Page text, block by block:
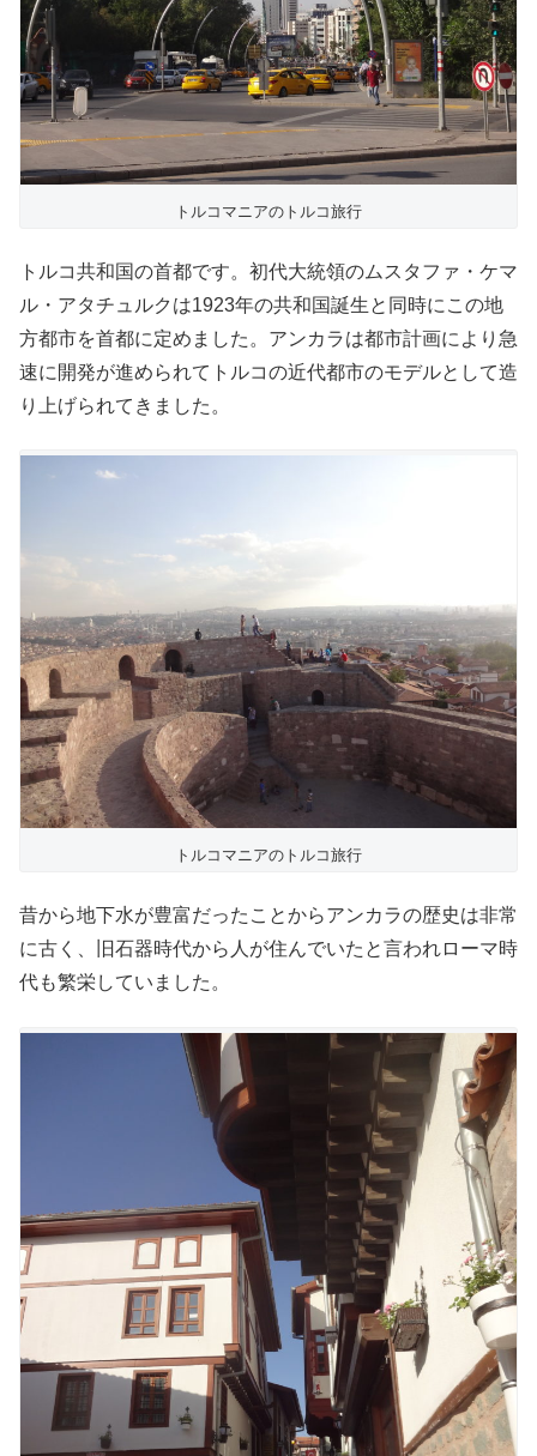
トルコマニアのトルコ旅行
トルコ共和国の首都です。初代大統領のムスタファ・ケマ
ル・アタチュルクは1923年の共和国誕生と同時にこの地
方都市を首都に定めました。アンカラは都市計画により急
速に開発が進められてトルコの近代都市のモデルとして造
り上げられてきました。
トルコマニアのトルコ旅行
昔から地下水が豊富だったことからアンカラの歴史は非常
に古く、旧石器時代から人が住んでいたと言われローマ時
代も繁栄していました。